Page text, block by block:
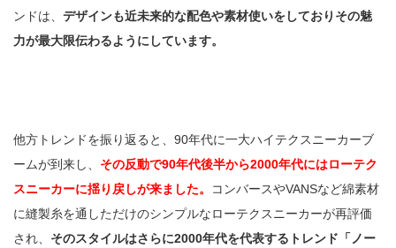
ンドは、 デザインも近未来的な配色や素材使いをしておりその魅
力が最大限伝わるようにしています。
他方トレンドを振り返ると、90年代に一大ハイテクスニーカーブ
ームが到来し、 その反動で90年代後半から2000年代にはローテク
スニーカーに揺り戻しが来ました。
コンバースやVANSなど綿素材
に縫製糸を通しただけのシンプルなローテクスニーカーが再評価
され、 そのスタイルはさらに2000年代を代表するトレンド「ノー